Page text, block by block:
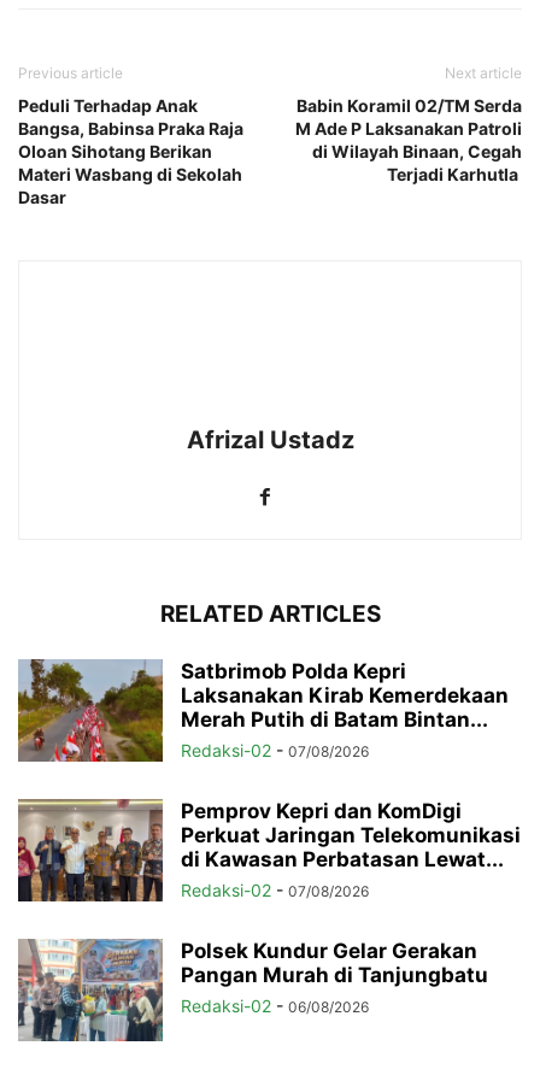
Previous article
Peduli Terhadap Anak
Bangsa, Babinsa Praka Raja
Oloan Sihotang Berikan
Materi Wasbang di Sekolah
Dasar
Next article
Babin Koramil 02/TM Serda
M Ade P Laksanakan Patroli
di Wilayah Binaan, Cegah
Terjadi Karhutla
Afrizal Ustadz
RELATED ARTICLES
Satbrimob Polda Kepri
Laksanakan Kirab Kemerdekaan
Merah Putih di Batam Bintan...
Redaksi-02 - 07/08/2026
Pemprov Kepri dan KomDigi
Perkuat Jaringan Telekomunikasi
di Kawasan Perbatasan Lewat...
Redaksi-02 - 07/08/2026
Polsek Kundur Gelar Gerakan
Pangan Murah di Tanjungbatu
Redaksi-02 - 06/08/2026